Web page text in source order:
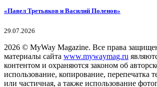
«Павел Третьяков и Василий Поленов»
29.07.2026
2026 © MyWay Magazine. Все права
материалы сайта www.mywaymag.ru
контентом и охраняются законом об
использование, копирование, перепечатка
или частичная, а также использование